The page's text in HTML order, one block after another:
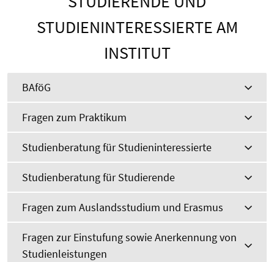
STUDIENINTERESSIERTE AM
INSTITUT
BAföG
Fragen zum Praktikum
Studienberatung für Studieninteressierte
Studienberatung für Studierende
Fragen zum Auslandsstudium und Erasmus
Fragen zur Einstufung sowie Anerkennung von
Studienleistungen